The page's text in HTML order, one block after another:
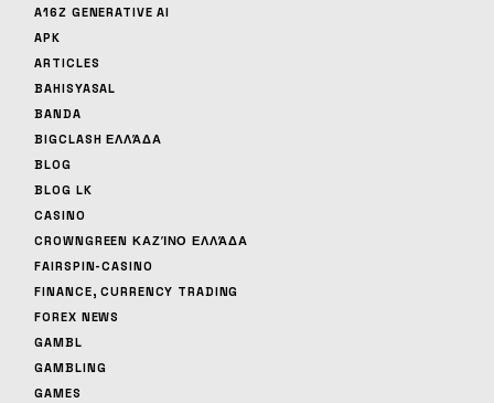
A16Z GENERATIVE AI
APK
ARTICLES
BAHISYASAL
BANDA
BIGCLASH ΕΛΛΆΔΑ
BLOG
BLOG LK
CASINO
CROWNGREEN ΚΑΖΊΝΟ ΕΛΛΆΔΑ
FAIRSPIN-CASINO
FINANCE, CURRENCY TRADING
FOREX NEWS
GAMBL
GAMBLING
GAMES